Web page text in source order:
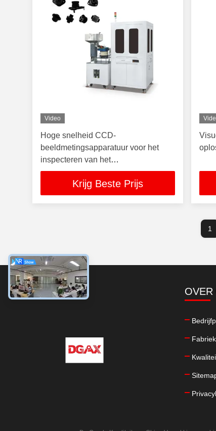
Video
Hoge snelheid CCD-
beeldmetingsapparatuur voor het
inspecteren van het
gezichtsvermogen van
rubbercomponenten
Krijg Beste Prijs
1
OVER